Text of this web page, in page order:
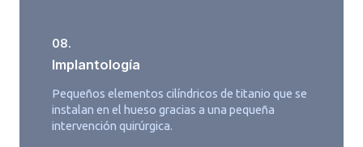
08.
Implantología
Pequeños elementos cilíndricos de titanio que se
instalan en el hueso gracias a una pequeña
intervención quirúrgica.